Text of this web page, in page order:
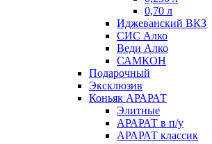
0,70 л
Иджеванский ВКЗ
СИС Алко
Веди Алко
САМКОН
Подарочный
Эксклюзив
Коньяк АРАРАТ
Элитные
АРАРАТ в п/у
АРАРАТ классик